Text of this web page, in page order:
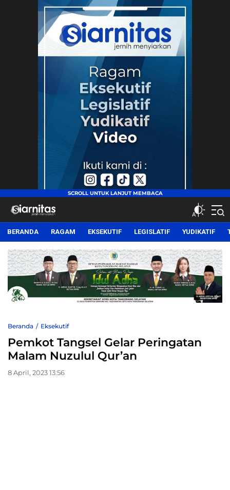
siarnitas
Jernih Menyiarkan
BERANDA RAGAM EKSEKUTIF LEGISLATIF YUDIKATIF
Beranda Eksekutif
Pemkot Tangsel Gelar Peringatan
Malam Nuzulul Qur’an
8 April, 2023 13:56